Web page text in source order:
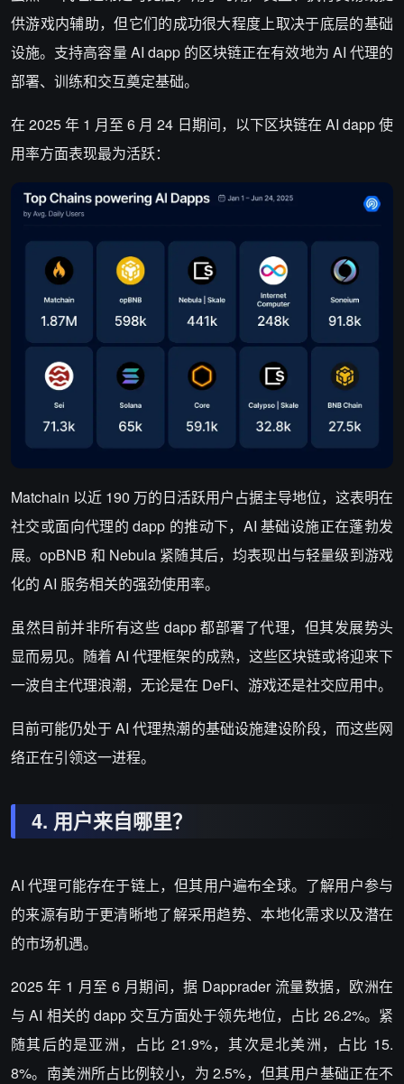
供游戏内辅助，但它们的成功很大程度上取决于底层的基础
设施。支持高容量 AI dapp 的区块链正在有效地为 AI 代理的
部署、训练和交互奠定基础。
在 2025 年 1 月至 6 月 24 日期间，以下区块链在 AI dapp 使
用率方面表现最为活跃：
Matchain 以近 190 万的日活跃用户占据主导地位，这表明在
社交或面向代理的 dapp 的推动下，AI 基础设施正在蓬勃发
展。opBNB 和 Nebula 紧随其后，均表现出与轻量级到游戏
化的 AI 服务相关的强劲使用率。
虽然目前并非所有这些 dapp 都部署了代理，但其发展势头
显而易见。随着 AI 代理框架的成熟，这些区块链或将迎来下
一波自主代理浪潮，无论是在 DeFi、游戏还是社交应用中。
目前可能仍处于 AI 代理热潮的基础设施建设阶段，而这些网
络正在引领这一进程。
4. 用户来自哪里？
AI 代理可能存在于链上，但其用户遍布全球。了解用户参与
的来源有助于更清晰地了解采用趋势、本地化需求以及潜在
的市场机遇。
2025 年 1 月至 6 月期间，据 Dapprader 流量数据，欧洲在
与 AI 相关的 dapp 交互方面处于领先地位，占比 26.2%。紧
随其后的是亚洲，占比 21.9%，其次是北美洲，占比 15.
8%。南美洲所占比例较小，为 2.5%，但其用户基础正在不